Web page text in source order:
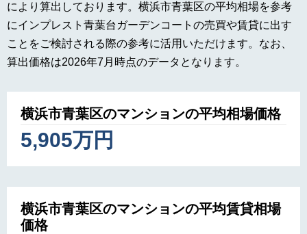
により算出しております。横浜市青葉区の平均相場を参考
にインプレスト青葉台ガーデンコートの売買や賃貸に出す
ことをご検討される際の参考に活用いただけます。なお、
算出価格は2026年7月時点のデータとなります。
横浜市青葉区のマンションの平均相場価格
5,905万円
横浜市青葉区のマンションの平均賃貸相場
価格